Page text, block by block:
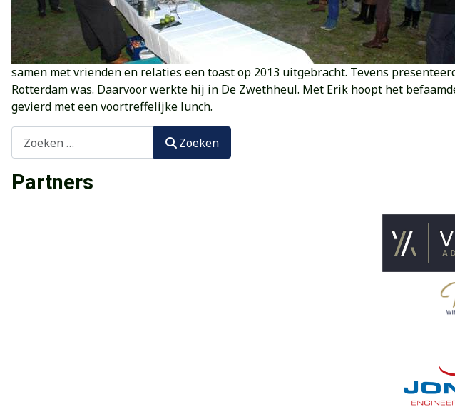
samen met vrienden en relaties een toast op 2013 uitgebracht. Tevens
Rotterdam was. Daarvoor werkte hij in De Zwethheul. Met Erik hoopt het
gevierd met een voortreffelijke lunch.
Zoeken
Partners